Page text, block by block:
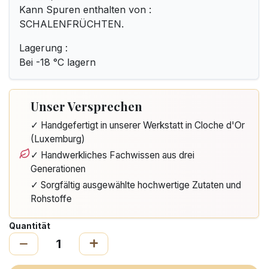
Kann Spuren enthalten von :
SCHALENFRÜCHTEN.
Lagerung :
Bei -18 °C lagern
Unser Versprechen
✓ Handgefertigt in unserer Werkstatt in Cloche d'Or
(Luxemburg)
✓ Handwerkliches Fachwissen aus drei
Generationen
✓ Sorgfältig ausgewählte hochwertige Zutaten und
Rohstoffe
Quantität